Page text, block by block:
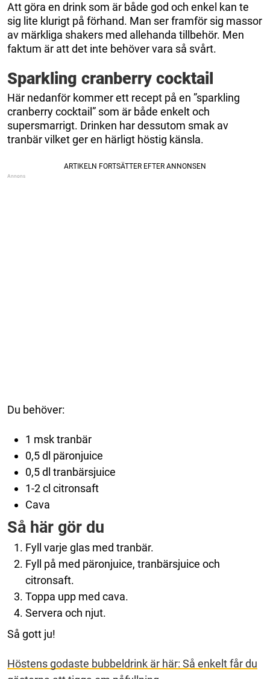
Att göra en drink som är både god och enkel kan te
sig lite klurigt på förhand. Man ser framför sig massor
av märkliga shakers med allehanda tillbehör. Men
faktum är att det inte behöver vara så svårt.
Sparkling cranberry cocktail
Här nedanför kommer ett recept på en ”sparkling
cranberry cocktail” som är både enkelt och
supersmarrigt. Drinken har dessutom smak av
tranbär vilket ger en härligt höstig känsla.
Du behöver:
1 msk tranbär
0,5 dl päronjuice
0,5 dl tranbärsjuice
1-2 cl citronsaft
Cava
Så här gör du
Fyll varje glas med tranbär.
Fyll på med päronjuice, tranbärsjuice och
citronsaft.
Toppa upp med cava.
Servera och njut.
Så gott ju!
Höstens godaste bubbeldrink är här: Så enkelt får du